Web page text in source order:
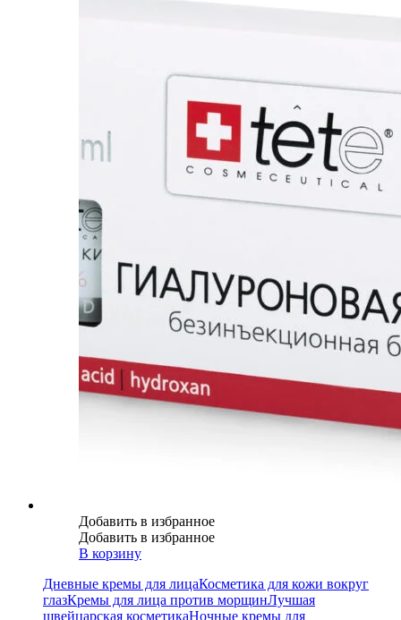
Добавить в избранное
Добавить в избранное
В корзину
Дневные кремы для лицаКосметика для кожи вокруг
глазКремы для лица против морщинЛучшая
швейцарская косметикаНочные кремы для